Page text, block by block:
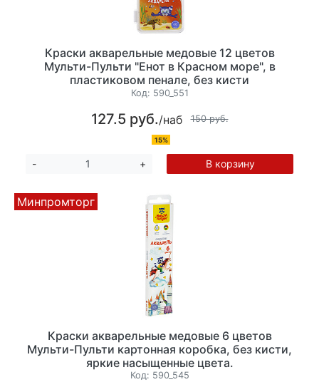
Краски акварельные медовые 12 цветов
Мульти-Пульти "Енот в Красном море", в
пластиковом пенале, без кисти
Код: 590_551
127.5 руб./наб 150 руб.
15%
- + В корзину
Минпромторг
Краски акварельные медовые 6 цветов
Мульти-Пульти картонная коробка, без кисти,
яркие насыщенные цвета.
Код: 590_545